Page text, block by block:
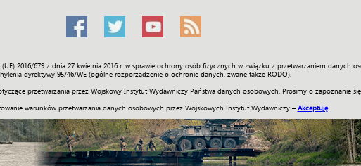
2016/679 z dnia 27 kwietnia 2016 r. w sprawie ochrony osób fizycznych w związku z przetwarzaniem danych
dyrektywy 95/46/WE (ogólne rozporządzenie o ochronie danych, zwane także RODO).
przetwarzania przez Wojskowy Instytut Wydawniczy Państwa danych osobowych. Prosimy o zapoznanie
warunków przetwarzania danych osobowych przez Wojskowych Instytut Wydawniczy – Akceptuję
Społeczność Sport Historia Galerie Wideo ENGLISH SKLEP